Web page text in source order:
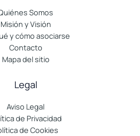
Somos
Misión y Visión
y cómo asociarse
Contacto
Mapa del sitio
Legal
Aviso Legal
de Privacidad
de Cookies